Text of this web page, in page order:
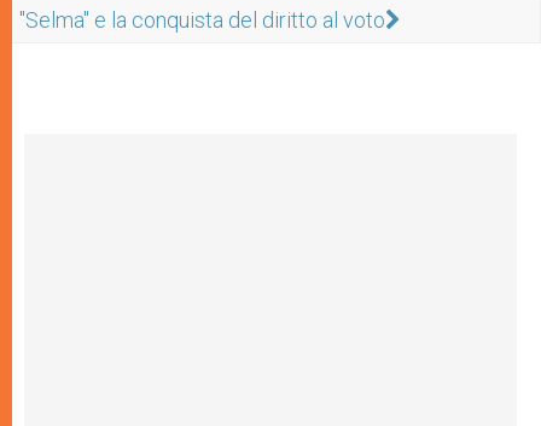
"Selma" e la conquista del diritto al voto